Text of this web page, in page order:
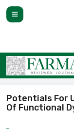
Potentials For
Of Functional